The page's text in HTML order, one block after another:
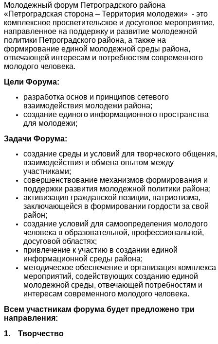
Молодежный форум Петроградского района
«Петроградская сторона – Территория молодежи» - это
комплексное просветительское и досуговое мероприятие,
направленное на поддержку и развитие молодежной
политики Петроградского района, а также на
формирование единой молодежной среды района,
отвечающей интересам и потребностям современного
молодого человека.
Цели Форума:
разработка основ и принципов сетевого
взаимодействия молодежи района;
создание единого информационного пространства
для молодежи;
Задачи Форума:
создание среды и условий для творческого общения,
взаимодействия и обмена опытом между
участниками;
совершенствование механизмов формирования и
поддержки развития молодежной политики района;
активизация гражданской позиции, патриотизма,
заключающейся в формировании гордости за свой
район;
создание условий для самоопределения молодого
человека в образовательной, профессиональной,
досуговой областях;
привлечение к участию в создании единой
информационной среды района;
методическое обеспечение и организация комплекса
мероприятий, содействующих созданию единой
молодежной среды, отвечающей потребностям и
интересам современного молодого человека.
Всем участникам форума будет предложено три
направления:
1. Творчество